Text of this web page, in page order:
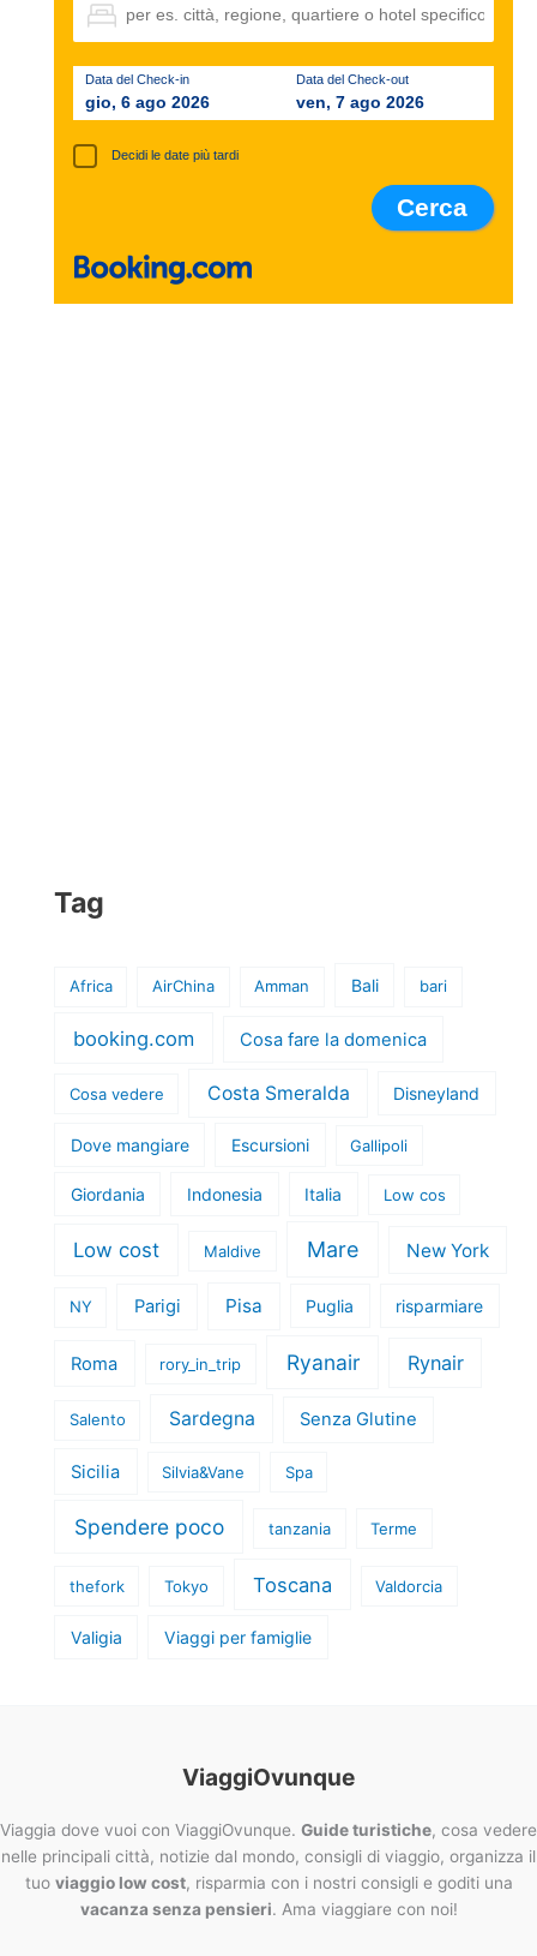
Data del Check-in
gio, 6 ago 2026
Data del Check-out
ven, 7 ago 2026
Decidi le date più tardi
Tag
Africa AirChina Amman Bali bari
booking.com Cosa fare la domenica
Cosa vedere Costa Smeralda Disneyland
Dove mangiare Escursioni Gallipoli
Giordania Indonesia Italia Low cos
Low cost Maldive Mare New York
NY Parigi Pisa Puglia risparmiare
Roma rory_in_trip Ryanair Rynair
Salento Sardegna Senza Glutine
Sicilia Silvia&Vane Spa
Spendere poco tanzania Terme
thefork Tokyo Toscana Valdorcia
Valigia Viaggi per famiglie
ViaggiOvunque
Viaggia dove vuoi con ViaggiOvunque. Guide turistiche, cosa vedere
nelle principali città, notizie dal mondo, consigli di viaggio, organizza il
tuo viaggio low cost, risparmia con i nostri consigli e goditi una
vacanza senza pensieri. Ama viaggiare con noi!